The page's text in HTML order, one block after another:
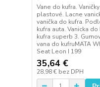
Vane do kufra.
plastové. Lacne
vanička do kufra.
kufra auta. Vanicka
kufra superb 3.
vana do kufruMATA
Seat Leon I 199
35,64 €
28,98 € bez DPH